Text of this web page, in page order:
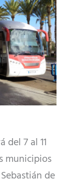
del 7 al 11
municipios